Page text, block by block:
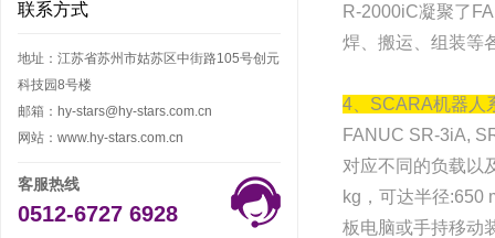
联系方式
地址：江苏省苏州市姑苏区中街路105号创元
科技园8号楼
邮箱：hy-stars@hy-stars.com.cn
网站：www.hy-stars.com.cn
客服热线
0512-6727 6928
R-2000iC凝聚了
焊、搬运、组装等
4、SCARA机器人
FANUC SR-3iA,
对应不同的负载以
kg，可达半径:650
板电脑或手持移动